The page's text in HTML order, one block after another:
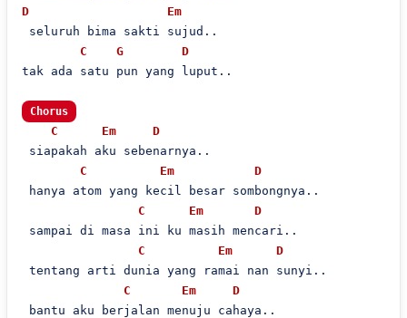
D
Em
seluruh bima sakti sujud..
C
G
D
tak ada satu pun yang luput..
Chorus
C Em
D
siapakah aku sebenarnya..
C
Em
D
hanya atom yang kecil besar sombongnya..
C
Em
D
sampai di masa ini ku masih mencari..
C
Em
D
tentang arti dunia yang ramai nan sunyi..
C
Em
D
bantu aku berjalan menuju cahaya..